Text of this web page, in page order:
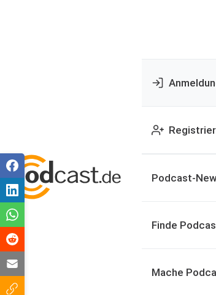
Podcast-
Finde
Mache